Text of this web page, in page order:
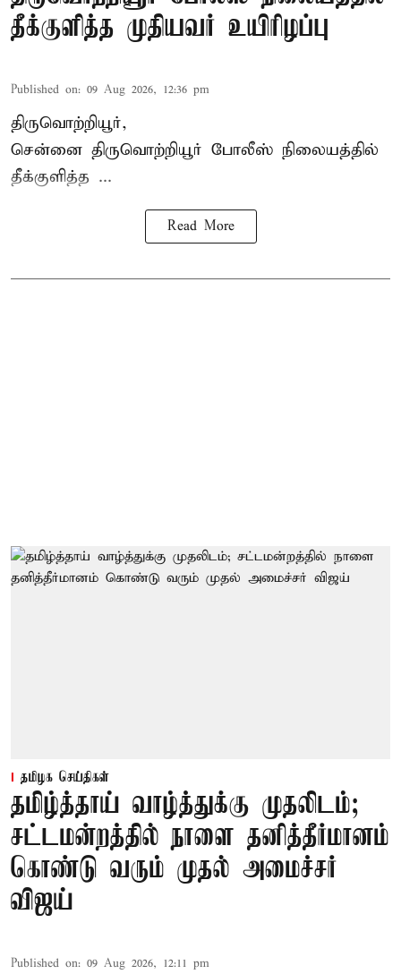
தீக்குளித்த முதியவர் உயிரிழப்பு
Published on: 09 Aug 2026, 12:36 pm
திருவொற்றியூர்,
சென்னை திருவொற்றியூர் போலீஸ் நிலையத்தில்
தீக்குளித்த ...
Read More
தமிழக செய்திகள்
தமிழ்த்தாய் வாழ்த்துக்கு முதலிடம்;
சட்டமன்றத்தில் நாளை தனித்தீர்மானம்
கொண்டு வரும் முதல் அமைச்சர்
விஜய்
Published on: 09 Aug 2026, 12:11 pm